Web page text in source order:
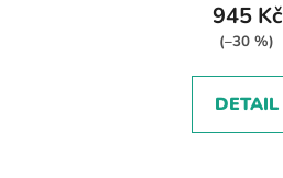
945 Kč
(–30 %)
DETAIL